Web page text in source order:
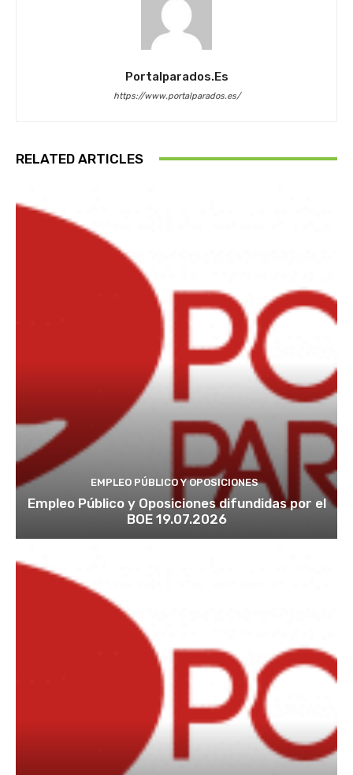
Portalparados.es
https://www.portalparados.es/
RELATED ARTICLES
EMPLEO PÚBLICO Y OPOSICIONES
Empleo Público y Oposiciones difundidas por el
BOE 19.07.2026